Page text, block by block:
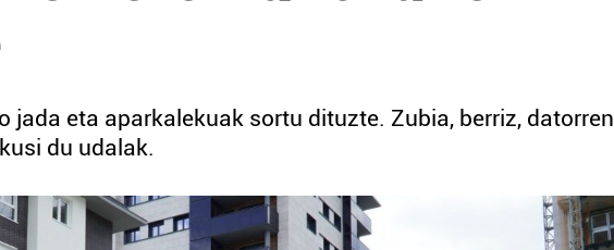
jada eta aparkalekuak sortu dituzte. Zubia, berriz, datorren
du udalak.